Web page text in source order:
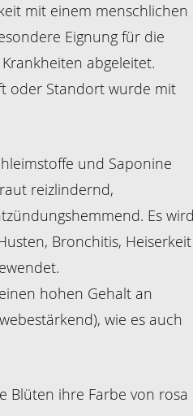
mit einem menschlichen
Eignung für die
abgeleitet.
oder Standort wurde mit
und Saponine
reizlindernd,
Es
Bronchitis, Heiserkeit
hohen Gehalt an
wie es auch
Blüten ihre Farbe von rosa